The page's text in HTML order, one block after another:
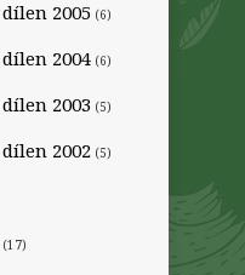
2005 (6)
2004 (6)
2003 (5)
2002 (5)
(17)